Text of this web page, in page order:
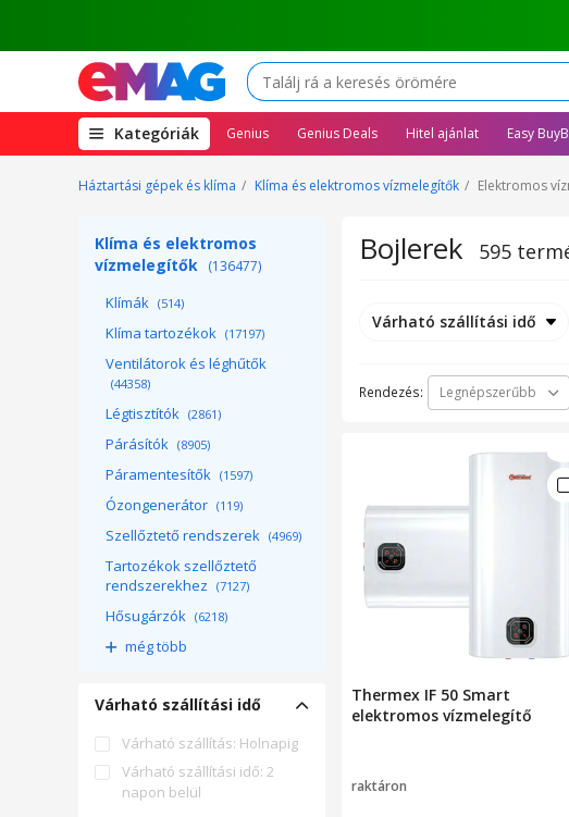
Kategóriák(open
megamenu)
Genius Genius Deals Hitel ajánlat Easy
Háztartási gépek és klíma Klíma és elektromos vízmelegítők Elektromos
Klíma és elektromos
vízmelegítők
(136477)
Klímák (514)
Klíma tartozékok (17197)
Ventilátorok és léghűtők
(44358)
Légtisztítók (2861)
Párásítók (8905)
Páramentesítők (1597)
Ózongenerátor (119)
Szellőztető rendszerek (4969)
Tartozékok szellőztető
rendszerekhez (7127)
Hősugárzók (6218)
még több
Várható szállítási idő
Várható szállítás: Holnapig
Várható szállítási idő: 2
napon belül
Bojlerek 595
Várható szállítási idő
Rendezés: Legnépszerűbb
Thermex IF 50 Smart
elektromos vízmelegítő
raktáron